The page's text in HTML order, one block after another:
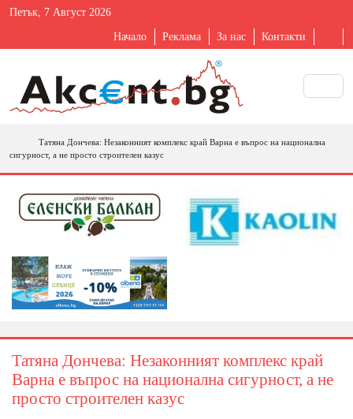
Петък, 7 Август 2026
Начало Реклама За нас Контакти
Татяна Дончева: Незаконният комплекс край Варна е въпрос на национална
сигурност, а не просто строителен казус
Татяна Дончева: Незаконният комплекс край
Варна е въпрос на национална сигурност, а не
просто строителен казус